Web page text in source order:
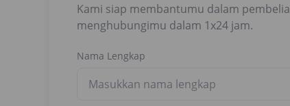
Kami siap membantumu dalam
menghubungimu dalam 1x24 jam.
Nama Lengkap